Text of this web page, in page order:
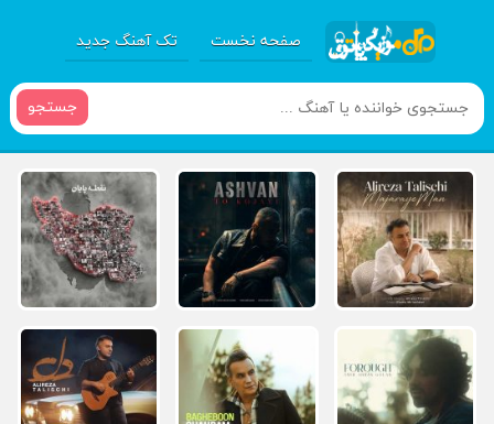
صفحه نخست تک آهنگ جدید
جستجو